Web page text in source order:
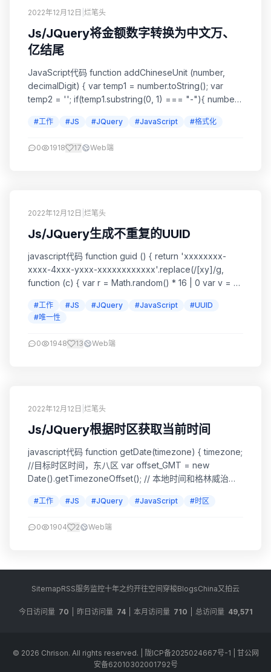
2022年12月12日 烂笔头
Js/JQuery将金额数字转换为中文万、
亿结尾
JavaScript代码 function addChineseUnit (number,
decimalDigit) { var temp1 = number.toString(); var
temp2 = ''; if(temp1.substring(0, 1) === "-"){ number
#工作 #JS #JQuery #JavaScript #格式化
0 1918 17 Web端
2022年12月12日 烂笔头
Js/JQuery生成不重复的UUID
javascript代码 function guid () { return 'xxxxxxxx-
xxxx-4xxx-yxxx-xxxxxxxxxxxx'.replace(/[xy]/g,
function (c) { var r = Math.random() * 16 | 0 var v = c
#工作 #JS #JQuery #JavaScript
#UUID
#唯一性
0 1948 13 Web端
2022年12月12日 烂笔头
Js/JQuery根据时区获取当前时间
javascript代码 function getDate(timezone) { timezone;
//目标时区时间，东八区 var offset_GMT = new
Date().getTimezoneOffset(); // 本地时间和格林威治的
Date().getTime(); // 本地时间距 1970 年...
#工作 #JS #JQuery #JavaScript #时区
0 1904 2 Web端
SitemapRSS服务监控十年之约开往空间穿梭BlogsChina又拍云
今日访问量 70 昨日访问量 74 本月访问量 710 总访问量 49,571
© 2026 Chrison. All rights reserved. 陇ICP备2025024667号-1
甘公网
安备62010302001792号